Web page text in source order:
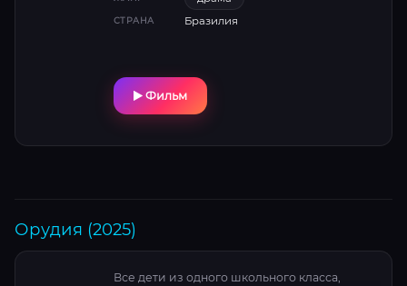
СТРАНА Бразилия
Фильм
Орудия (2025)
Все дети из одного школьного класса,